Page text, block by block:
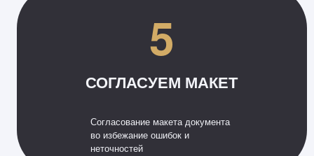
5
СОГЛАСУЕМ МАКЕТ
Согласование макета документа
во избежание ошибок и
неточностей